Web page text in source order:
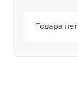
Товара